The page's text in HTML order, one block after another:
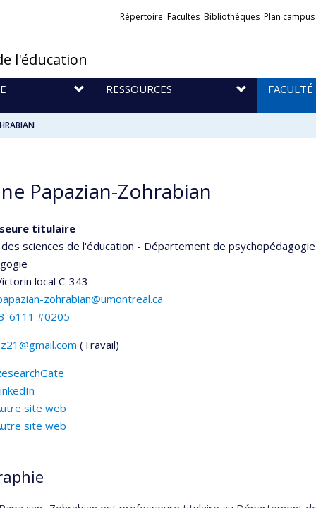
l'éducation
Liens
Répertoire Facultés Bibliothèques Plan campus
RESSOURCES FACULTÉ
Papazian-Zohrabian
titulaire
des sciences de l'éducation - Département de
local C-343
zohrabian@umontreal.ca
6111 #0205
(Travail)
site web
site web